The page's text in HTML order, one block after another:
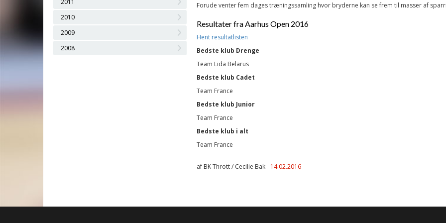
2011
2010
2009
2008
Forude venter fem dages træningssamling hvor bryderne kan se frem til masser af
Resultater fra Aarhus Open 2016
Hent resultatlisten
Bedste klub Drenge
Team Lida Belarus
Bedste klub Cadet
Team France
Bedste klub Junior
Team France
Bedste klub i alt
Team France
af BK Thrott / Cecilie Bak - 14.02.2016